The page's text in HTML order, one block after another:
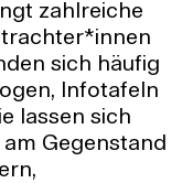
zahlreiche
sich häufig
Infotafeln
lassen sich
Gegenstand